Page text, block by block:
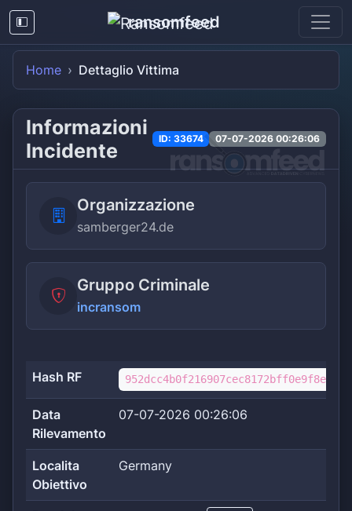
ransomfeed
Home Dettaglio Vittima
Informazioni
Incidente
ID: 33674 07-07-2026 00:26:06
Organizzazione
samberger24.de
Gruppo Criminale
incransom
Hash RF
Data
Rilevamento
07-07-2026 00:26:06
Localita
Obiettivo
Germany